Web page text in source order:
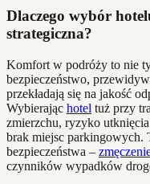
Dlaczego wybór
strategiczna?
Komfort w podróży to nie
bezpieczeństwo,
przekładają się na jakość
Wybierając hotel tuż przy
zmierzchu, ryzyko
brak miejsc parkingowych.
bezpieczeństwa –
czynników wypadków